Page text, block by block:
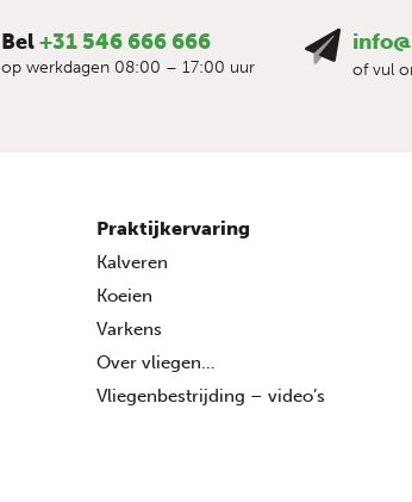
Bel+31 546 666 666
op werkdagen 08:00 – 17:00 uur of vul
Praktijkervaring
Kalveren
Koeien
Varkens
Over vliegen…
Vliegenbestrijding – video’s